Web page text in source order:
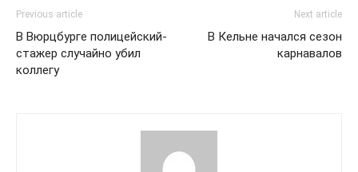
Previous article
В Вюрцбурге полицейский-
стажер случайно убил
коллегу
Next article
В Кельне начался сезон
карнавалов